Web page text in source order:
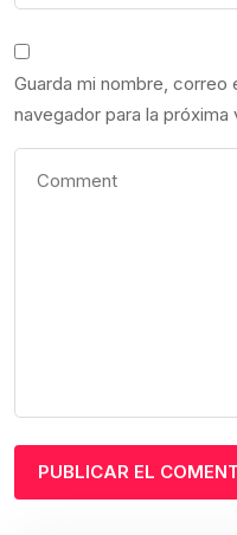
Guarda mi nombre,
navegador para la